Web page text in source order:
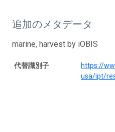
追加のメタデータ
marine, harvest by iOBIS
代替識別子
https://
usa/ipt/